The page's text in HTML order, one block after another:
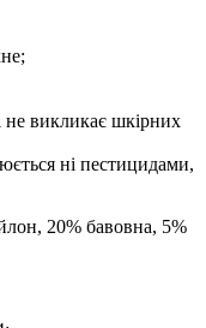
не викликає шкірних
ні пестицидами,
20% бавовна, 5%